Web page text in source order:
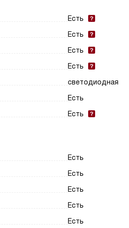
Есть
Есть
Есть
Есть
светодиодная
Есть
Есть
Есть
Есть
Есть
Есть
Есть